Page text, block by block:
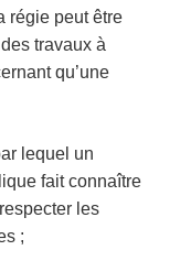
régie peut être
travaux à
qu’une
lequel un
fait connaître
les
;